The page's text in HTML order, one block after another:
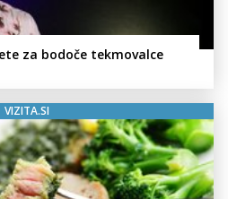
za bodoče tekmovalce
VIZITA.SI